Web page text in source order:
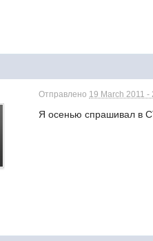
Отправлено 19 March 2011 -
Я осенью спрашивал в